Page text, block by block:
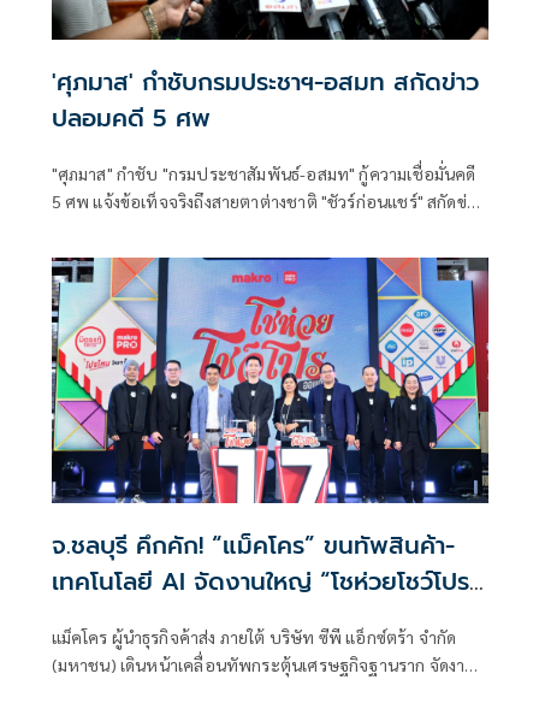
'ศุภมาส' กำชับกรมประชาฯ-อสมท สกัดข่าว
ปลอมคดี 5 ศพ
"ศุภมาส" กำชับ "กรมประชาสัมพันธ์-อสมท" กู้ความเชื่อมั่นคดี
5 ศพ แจ้งข้อเท็จจริงถึงสายตาต่างชาติ "ชัวร์ก่อนแชร์" สกัดข่าว
จ.ชลบุรี คึกคัก! “แม็คโคร” ขนทัพสินค้า-
เทคโนโลยี AI จัดงานใหญ่ “โชห่วยโชว์โปร
ออนทัวร์” หนุนผู้ประกอบการท้องถิ่นสร้าง
กำไรยั่งยืน
แม็คโคร ผู้นำธุรกิจค้าส่ง ภายใต้ บริษัท ซีพี แอ็กซ์ตร้า จำกัด
(มหาชน) เดินหน้าเคลื่อนทัพกระตุ้นเศรษฐกิจฐานราก จัดงาน